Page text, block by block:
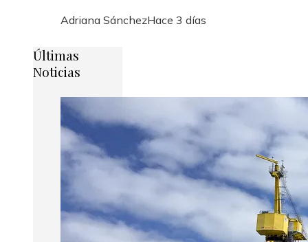
Adriana SánchezHace 3 días
Últimas
Noticias